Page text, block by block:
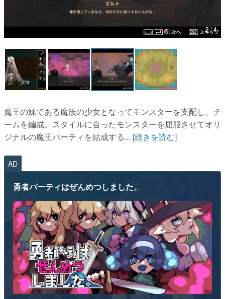
女性向け
アプリレビュー
その他
電ファミニコゲーマーとは？
運営：株式会社マレ
3 / 4
魔王の妹である魔族の少女となってモンスターを支配し、チ
ームを編成。スタイルに合ったモンスターを屈服させてオリ
ジナルの魔王パーティを結成する... [続きを読む]
AD
勇者パーティはぜんめつしました。